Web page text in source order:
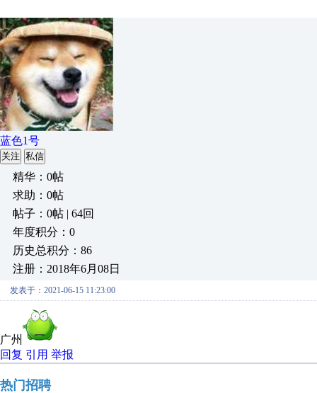
蓝色1号
关注 私信
精华：0帖
求助：0帖
帖子：0帖 | 64回
年度积分：0
历史总积分：86
注册：2018年6月08日
发表于：2021-06-15 11:23:00
广州
回复 引用 举报
热门招聘